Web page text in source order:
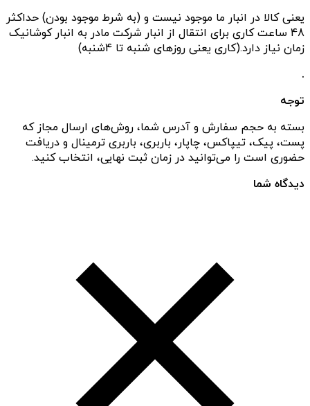
یعنی کالا در انبار ما موجود نیست و (به شرط موجود بودن) حداکثر
48 ساعت کاری برای انتقال از انبار شرکت مادر به انبار کوشانیک
زمان نیاز دارد.(کاری یعنی روزهای شنبه تا 4شنبه)
.
توجه
بسته به حجم سفارش و آدرس شما، روش‌های ارسال مجاز که
پست، پیک، تیپاکس، چاپار، باربری، باربری ترمینال و دریافت
حضوری است را می‌توانید در زمان ثبت نهایی، انتخاب کنید.
دیدگاه شما